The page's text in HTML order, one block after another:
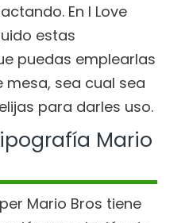
En I Love
estas
puedas emplearlas
sea cual sea
para darles uso.
Mario
Mario Bros tiene